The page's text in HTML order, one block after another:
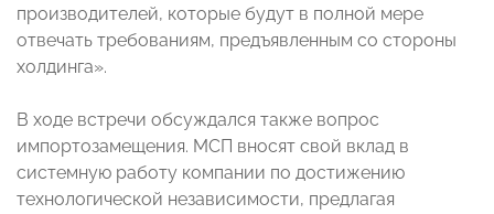
производителей, которые будут в полной мере
отвечать требованиям, предъявленным со стороны
холдинга».
В ходе встречи обсуждался также вопрос
импортозамещения. МСП вносят свой вклад в
системную работу компании по достижению
технологической независимости, предлагая